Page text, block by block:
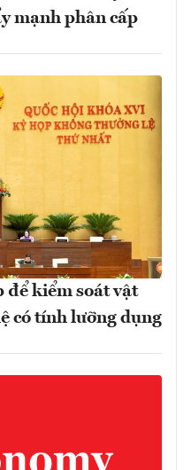
mạnh phân cấp
để kiểm soát vật
có tính lưỡng dụng